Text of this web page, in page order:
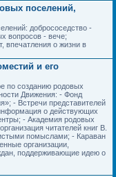
поселений,
добрососедство -
вопросов - вече;
впечатления о жизни в
и его
по созданию родовых
Движения: - Фонд
- Встречи представителей
о действующих
- Академия родовых
читателей книг В.
помыслами; - Караван
организации,
поддерживающие идею о